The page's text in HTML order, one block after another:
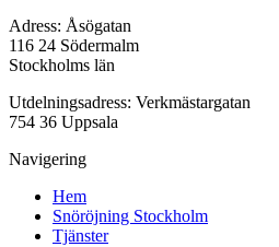
Adress: Åsögatan
116 24 Södermalm
Stockholms län
Utdelningsadress: Verkmästargatan
754 36 Uppsala
Navigering
Hem
Snöröjning Stockholm
Tjänster